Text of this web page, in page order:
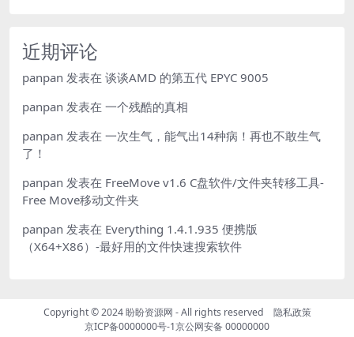
近期评论
panpan 发表在 谈谈AMD 的第五代 EPYC 9005
panpan 发表在 一个残酷的真相
panpan 发表在 一次生气，能气出14种病！再也不敢生气
了！
panpan 发表在 FreeMove v1.6 C盘软件/文件夹转移工具-
Free Move移动文件夹
panpan 发表在 Everything 1.4.1.935 便携版
（X64+X86）-最好用的文件快速搜索软件
Copyright © 2024盼盼资源网 - All rights reserved 隐私政策
京ICP备0000000号-1京公网安备 00000000